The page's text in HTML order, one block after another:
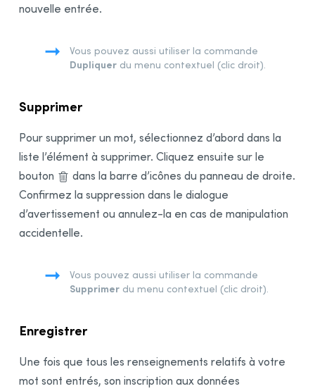
nouvelle entrée.
Vous pouvez aussi utiliser la commande
Dupliquer du menu contextuel (clic droit).
Supprimer
Pour supprimer un mot, sélectionnez d’abord dans la
liste l’élément à supprimer. Cliquez ensuite sur le
bouton
dans la barre d’icônes du panneau de droite.
Confirmez la suppression dans le dialogue
d’avertissement ou annulez-la en cas de manipulation
accidentelle.
Vous pouvez aussi utiliser la commande
Supprimer du menu contextuel (clic droit).
Enregistrer
Une fois que tous les renseignements relatifs à votre
mot sont entrés, son inscription aux données